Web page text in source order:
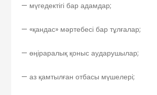
— мүгедектігі бар адамдар;
— «қандас» мәртебесі бар тұлғалар;
— өңіраралық қоныс аударушылар;
— аз қамтылған отбасы мүшелері;